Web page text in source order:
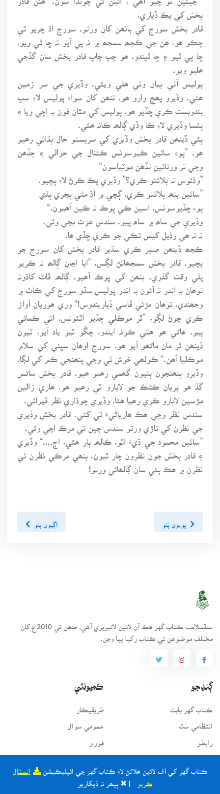
ڪتاب گهر کي آف لائين ھلائڻ لاءِ ڪتاب گهر جي ائپليڪيشن انسٽال
| ✖ ٻيھر نہ ڏيکاريو
بخش کي پڪ ڏياري.
قادر بخش سورج کي ٻانھن کان ورتو. سورج اڌ چريو ٿي
چڪو ھو، ھن جي ڪجھ سمجھ ۾ نہ پي آيو تہ ڇا ٿي ويو،
ڇا پي ٿيو ۽ ڇا ٿيندو. ھو چپ چاپ قادر بخش سان گڏجي
ھليو ويو.
پوليس آئي بيان وٺي ھلي ويئي. وڏيري جي سر زمين
ھئي. وڏيرو پھچ وارو ھو، تنھن کان سواءِ پوليس لاءِ سڀ
بندوبست ڪري ڇڏيو ھو. پوليس کي مٿان فون بہ اچي ويا ۽
پئسا وڏيري لاءِ ڪا وڏي ڳالھہ ڪانہ ھئي.
ٻئي ڏينھن قادر بخش وڏيري کي سربستو حال ٻڌائي رھيو
ھو. ”پوءِ سائين ڪيوسونس ڪئنال جي حوالي ۽ جڏھن
وڃي تر ورتائين تڏھن موٽياسون“
”وڌئوس تہ بلائتو ڪري؟" وڏيري پڪ ڪرڻ لاءِ پڇيو.
”سائين بنھہ بلائتو ڪري. ڳچي ۾ اڌ مڻي پڃري ٻڌي
پوءِ ڇڏيوسونس. اسين ڪي ڀوڪ نہ ڪين آھيون.“
وڏيري جي ساھ ۾ ساھ پيو. سندس عزت بچي وئي.
نہ تہ ھي رذيل کيس ٽڪي جو ڪري ڇڏي ھا.
ڪجھ ڏينھن صبر ڪري سڌير قادر بخش کان سورج جو
پڇيو. قادر بخش سمجھائڻ لڳس، ”ابا اڃان ڳالھ نہ ڪريو
ڀلي وقت گذري. بنھن کي ڀوڪ آھيو. ڳالھہ ڦاٽ کاڌوتہ
توھان بہ اندر تہ آئون بہ اندر پوليس سڌو سورج کي ڪاٺ ۾
وجھندي، توھان مڙئي ڦاسي ڏياريندوس!“ وري ھوريان آواز
ڪري چوڻ لڳو، ”ٿر موڪلي ڇڏيو اٿئونس. اتي ڪمائي
پيو. ھاڻي ھو ھتي ڪونہ ايندو. چڱو ٿيو ياد آيو، ٽيون
ڏينھن ٿر مان ماڻھو آيو ھو، سورج اوھان سڀني کي سلام
موڪليا آھن.“ ڪولھي خوش ٿي وڃي پنھنجي ڪم کي لڳا.
وڏيرو پنھنجون ٻنيون گھمي رھيو ھيو. قادر بخش ساڻس
گڏ هو پريان ڪڻڪ جو لابارو ٿي رھيو ھو. ھاري زالين
مڙسين لابارو ڪري رھيا ھئا. وڏيري چوڌاري نظر ڦيرائي،
سندس نظر وڃي ھڪ ھارياڻيءَ تي کتي. قادر بخش وڏيري
جي نظرن کي تاڙي ورتو سندس چپن تي مرڪ اچي وئي.
”سائين محمود جي ڌيءَ اٿو، ڪالھہ ٻار ھئي، اڄ....“ وڏيري
۽ قادر بخش جون نظرون چار ٿيون. ٻنھي مرڪي نظرن ئي
نظرن ۾ ھڪ ٻئي سان ڳالھائي ورتو!
اڳيون پنو
سنڌسلامت ڪتاب گهر ھڪ آن لائين لائبريري آھي، جنھن تي 2010ع کان
مختلف موضوعن تي ڪتاب رکيا پيا وڃن.
ڳنڍجو
ڪتاب گهر بابت
انتظامي سَٿ
رابطو
ڪميونٽي
طريقيڪار
عمومي سوال
فورم
پراجيڪٽ